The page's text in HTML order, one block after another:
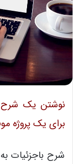
نوشتن یک شرح
برای یک پروژه
شرح باجزئیات